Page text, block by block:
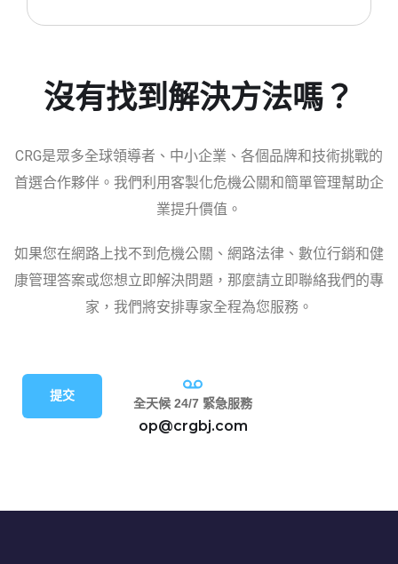
沒有找到解決方法嗎？
CRG是眾多全球領導者、中小企業、各個品牌和技術挑戰的
首選合作夥伴。我們利用客製化危機公關和簡單管理幫助企
業提升價值。
如果您在網路上找不到危機公關、網路法律、數位行銷和健
康管理答案或您想立即解決問題，那麼請立即聯絡我們的專
家，我們將安排專家全程為您服務。
提交 全天候 24/7 緊急服務
op@crgbj.com